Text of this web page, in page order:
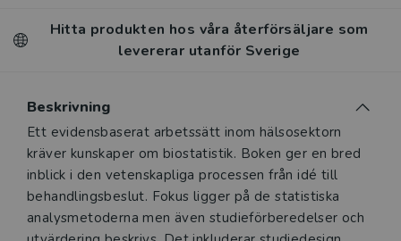
Hitta produkten hos våra återförsäljare som
levererar utanför Sverige
Beskrivning
Beskrivning
Ett evidensbaserat arbetssätt inom hälsosektorn
kräver kunskaper om biostatistik. Boken ger en bred
inblick i den vetenskapliga processen från idé till
behandlingsbeslut. Fokus ligger på de statistiska
analysmetoderna men även studieförberedelser och